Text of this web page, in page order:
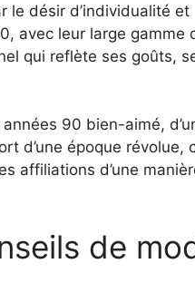
le désir d’individualité et
avec leur large gamme
qui reflète ses goûts,
années 90 bien-aimé,
d’une époque révolue,
affiliations d’une
de